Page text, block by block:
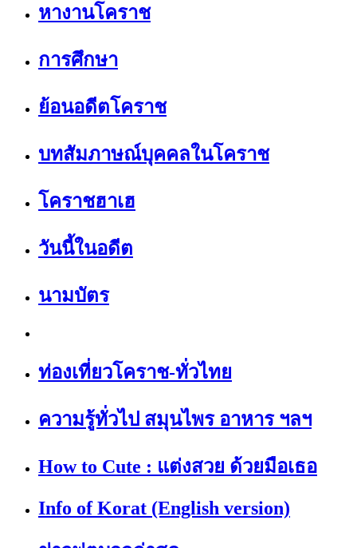
หางานโคราช
การศึกษา
ย้อนอดีตโคราช
บทสัมภาษณ์บุคคลในโคราช
โคราชฮาเฮ
วันนี้ในอดีต
นามบัตร
ท่องเที่ยวโคราช-ทั่วไทย
ความรู้ทั่วไป สมุนไพร อาหาร ฯลฯ
How to Cute : แต่งสวย ด้วยมือเธอ
Info of Korat (English version)